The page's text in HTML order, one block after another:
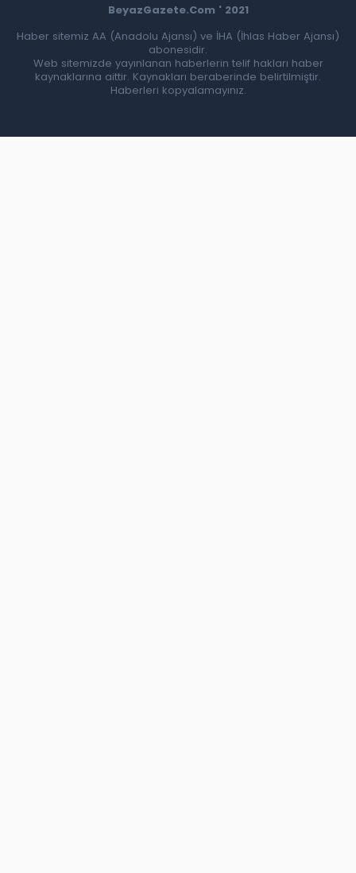
BeyazGazete.Com ' 2021
Haber sitemiz AA (Anadolu Ajansı) ve İHA (İhlas Haber Ajansı)
abonesidir.
Web sitemizde yayınlanan haberlerin telif hakları haber
kaynaklarına aittir. Kaynakları beraberinde belirtilmiştir.
Haberleri kopyalamayınız.